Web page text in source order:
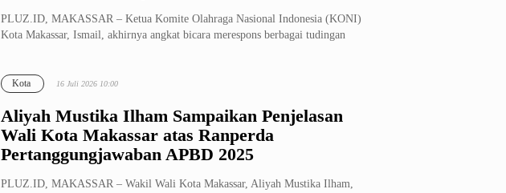
PLUZ.ID, MAKASSAR – Ketua Komite Olahraga Nasional Indonesia (KONI)
Kota Makassar, Ismail, akhirnya angkat bicara merespons berbagai tudingan
Aliyah Mustika Ilham Sampaikan Penjelasan
Wali Kota Makassar atas Ranperda
Pertanggungjawaban APBD 2025
Kota 16 Juli 2026 10:00
PLUZ.ID, MAKASSAR – Wakil Wali Kota Makassar, Aliyah Mustika Ilham,